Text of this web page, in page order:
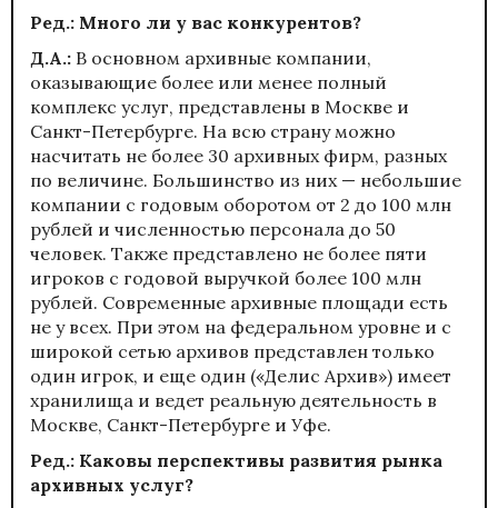
Ред.: Много ли у вас конкурентов?
Д.А.: В основном архивные компании,
оказывающие более или менее полный
комплекс услуг, представлены в Москве и
Санкт-Петербурге. На всю страну можно
насчитать не более 30 архивных фирм, разных
по величине. Большинство из них — небольшие
компании с годовым оборотом от 2 до 100 млн
рублей и численностью персонала до 50
человек. Также представлено не более пяти
игроков с годовой выручкой более 100 млн
рублей. Современные архивные площади есть
не у всех. При этом на федеральном уровне и с
широкой сетью архивов представлен только
один игрок, и еще один («Делис Архив») имеет
хранилища и ведет реальную деятельность в
Москве, Санкт-Петербурге и Уфе.
Ред.: Каковы перспективы развития рынка
архивных услуг?